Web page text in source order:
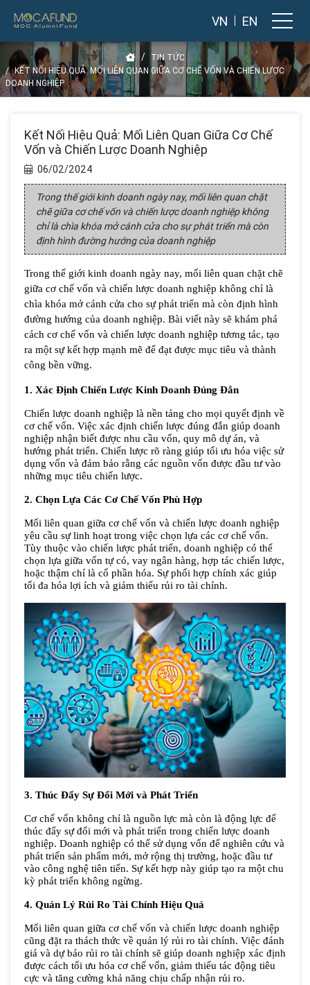
VN EN
TIN TỨC
KẾT NỐI HIỆU QUẢ: MỐI LIÊN QUAN GIỮA CƠ CHẾ VỐN VÀ CHIẾN LƯỢC
DOANH NGHIỆP
Kết Nối Hiệu Quả: Mối Liên Quan Giữa Cơ Chế
Vốn và Chiến Lược Doanh Nghiệp
06/02/2024
Trong thế giới kinh doanh ngày nay, mối liên quan chặt
chẽ giữa cơ chế vốn và chiến lược doanh nghiệp không
chỉ là chìa khóa mở cánh cửa cho sự phát triển mà còn
định hình đường hướng của doanh nghiệp
Trong thế giới kinh doanh ngày nay, mối liên quan chặt chẽ
giữa cơ chế vốn và chiến lược doanh nghiệp không chỉ là
chìa khóa mở cánh cửa cho sự phát triển mà còn định hình
đường hướng của doanh nghiệp. Bài viết này sẽ khám phá
cách cơ chế vốn và chiến lược doanh nghiệp tương tác, tạo
ra một sự kết hợp mạnh mẽ để đạt được mục tiêu và thành
công bền vững.
1. Xác Định Chiến Lược Kinh Doanh Đúng Đắn
Chiến lược doanh nghiệp là nền tảng cho mọi quyết định về
cơ chế vốn. Việc xác định chiến lược đúng đắn giúp doanh
nghiệp nhận biết được nhu cầu vốn, quy mô dự án, và
hướng phát triển. Chiến lược rõ ràng giúp tối ưu hóa việc sử
dụng vốn và đảm bảo rằng các nguồn vốn được đầu tư vào
những mục tiêu chiến lược.
2. Chọn Lựa Các Cơ Chế Vốn Phù Hợp
Mối liên quan giữa cơ chế vốn và chiến lược doanh nghiệp
yêu cầu sự linh hoạt trong việc chọn lựa các cơ chế vốn.
Tùy thuộc vào chiến lược phát triển, doanh nghiệp có thể
chọn lựa giữa vốn tự có, vay ngân hàng, hợp tác chiến lược,
hoặc thậm chí là cổ phần hóa. Sự phối hợp chính xác giúp
tối đa hóa lợi ích và giảm thiểu rủi ro tài chính.
3. Thúc Đẩy Sự Đổi Mới và Phát Triển
Cơ chế vốn không chỉ là nguồn lực mà còn là động lực để
thúc đẩy sự đổi mới và phát triển trong chiến lược doanh
nghiệp. Doanh nghiệp có thể sử dụng vốn để nghiên cứu và
phát triển sản phẩm mới, mở rộng thị trường, hoặc đầu tư
vào công nghệ tiên tiến. Sự kết hợp này giúp tạo ra một chu
kỳ phát triển không ngừng.
4. Quản Lý Rủi Ro Tài Chính Hiệu Quả
Mối liên quan giữa cơ chế vốn và chiến lược doanh nghiệp
cũng đặt ra thách thức về quản lý rủi ro tài chính. Việc đánh
giá và dự báo rủi ro tài chính sẽ giúp doanh nghiệp xác định
được cách tối ưu hóa cơ chế vốn, giảm thiểu tác động tiêu
cực và tăng cường khả năng chịu chấp nhận rủi ro.